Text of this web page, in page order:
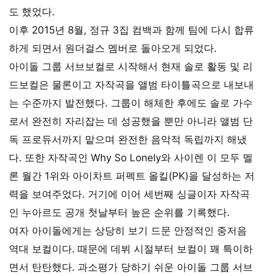
도 했었다.
이후 2015년 8월, 정규 3집 컴백과 함께 팀에 다시 합류
하게 되면서 원더걸스 멤버로 돌아오게 되었다.
아이돌 그룹 서브보컬로 시작해서 현재 솔로 활동 및 리
드보컬은 물론이고 자작곡을 앨범 타이틀곡으로 내보내
는 수준까지 발전했다. 그룹이 해체한 후에도 솔로 가수
로서 완전히 자리잡는 데 성공했을 뿐만 아니라 앨범 단
독 프로듀서까지 맡으며 완전한 음악적 독립까지 해냈
다. 또한 자작곡인 Why So Lonely와 사이렌 이 모두 멜
론 월간 1위와 아이차트 퍼펙트 올킬(PK)을 달성하는 저
력을 보여주었다. 거기에 이어 세번째 싱글이자 자작곡
인 누아르도 공개 첫날부터 높은 순위를 기록했다.
여자 아이돌에게는 상당히 보기 드문 안정적인 중저음
역대 보컬이다. 때문에 데뷔 시절부터 보컬이 꽤 특이하
면서 탄탄했다. 과소평가 당하기 쉬운 아이돌 그룹 서브